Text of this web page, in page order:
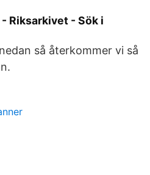
Riksarkivet - Sök i
så återkommer vi så